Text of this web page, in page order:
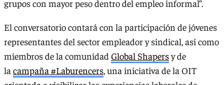
grupos con mayor peso dentro del empleo informal”.
El conversatorio contará con la participación de jóvenes
representantes del sector empleador y sindical, así como
miembros de la comunidad Global Shapersy de
la campaña #Laburencers, una iniciativa de la OIT